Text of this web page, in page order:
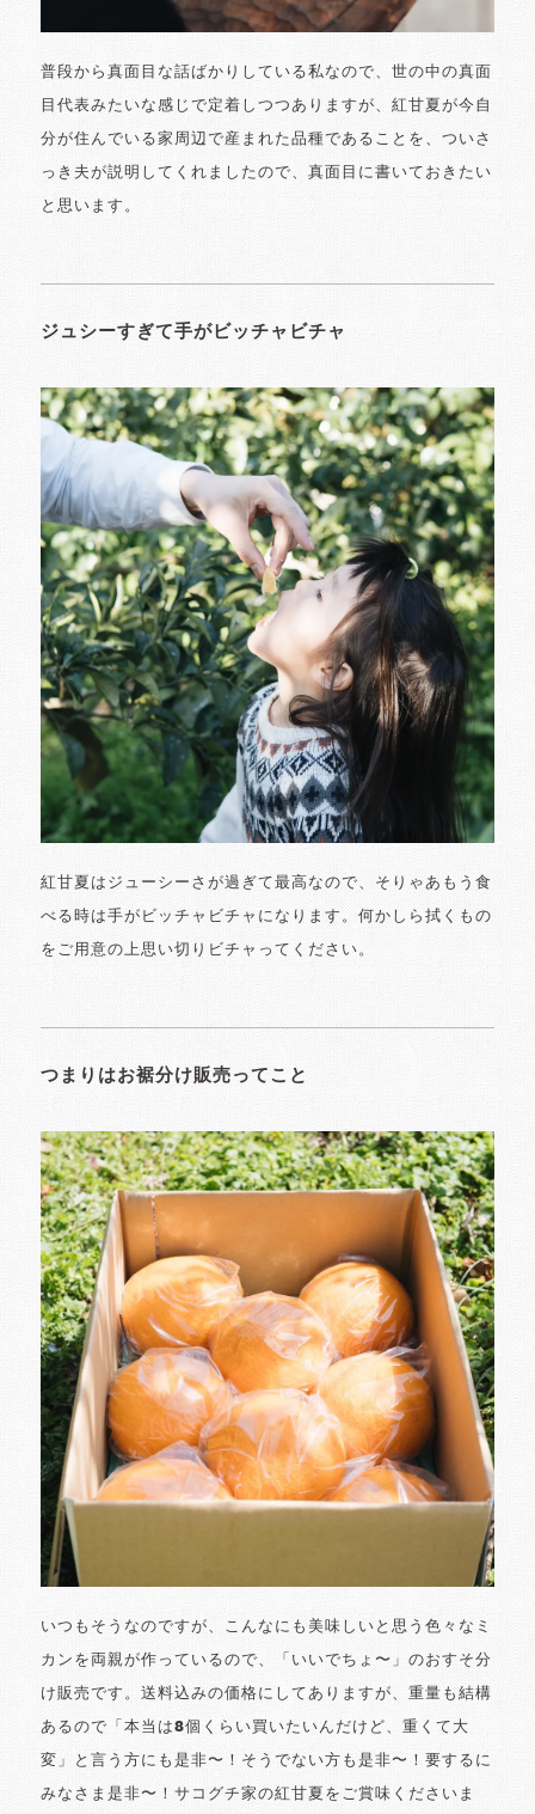
普段から真面目な話ばかりしている私なので、世の中の真面
目代表みたいな感じで定着しつつありますが、紅甘夏が今自
分が住んでいる家周辺で産まれた品種であることを、ついさ
っき夫が説明してくれましたので、真面目に書いておきたい
と思います。
ジュシーすぎて手がビッチャビチャ
紅甘夏はジューシーさが過ぎて最高なので、そりゃあもう食
べる時は手がビッチャビチャになります。何かしら拭くもの
をご用意の上思い切りビチャってください。
つまりはお裾分け販売ってこと
いつもそうなのですが、こんなにも美味しいと思う色々なミ
カンを両親が作っているので、「いいでちょ〜」のおすそ分
け販売です。送料込みの価格にしてありますが、重量も結構
あるので「本当は8個くらい買いたいんだけど、重くて大
変」と言う方にも是非〜！そうでない方も是非〜！要するに
みなさま是非〜！サコグチ家の紅甘夏をご賞味くださいま